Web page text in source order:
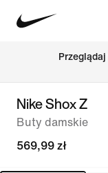
Nike Shox Z
Buty damskie
569,99 zł